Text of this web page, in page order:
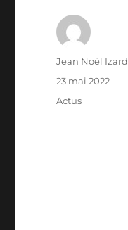
Auteur
Jean Noël Izard
Publié
23 mai 2022
Catégories
Actus